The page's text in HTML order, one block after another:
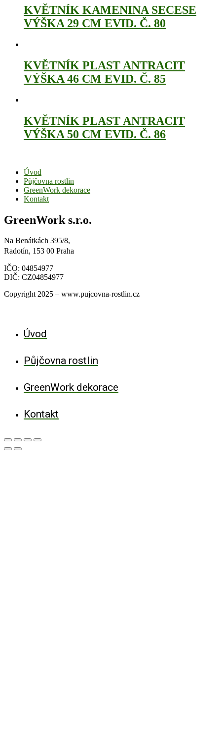
KVĚTNÍK KAMENINA SECESE
VÝŠKA 29 CM EVID. Č. 80
KVĚTNÍK PLAST ANTRACIT
VÝŠKA 46 CM EVID. Č. 85
KVĚTNÍK PLAST ANTRACIT
VÝŠKA 50 CM EVID. Č. 86
Úvod
Půjčovna rostlin
GreenWork dekorace
Kontakt
GreenWork s.r.o.
Na Benátkách 395/8,
Radotín, 153 00 Praha
IČO: 04854977
DIČ: CZ04854977
Copyright 2025 – www.pujcovna-rostlin.cz
Úvod
Půjčovna rostlin
GreenWork dekorace
Kontakt